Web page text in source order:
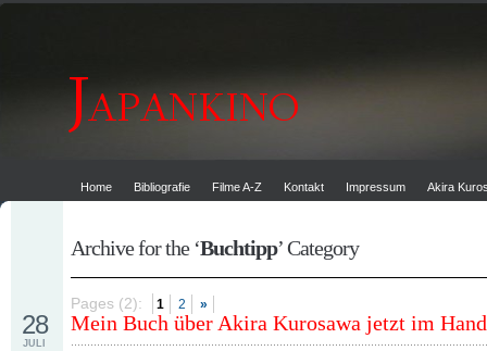
Home Bibliografie Filme A-Z Kontakt Impressum Akira
Archive for the ‘Buchtipp’ Category
Pages (2): 1 2 »
Mein Buch über Akira Kurosawa jetzt im
28
JULI